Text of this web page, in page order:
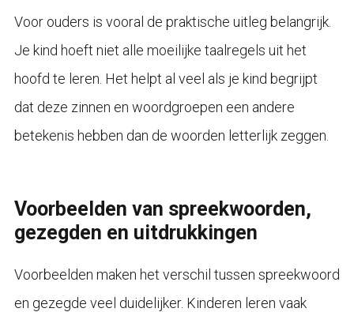
Voor ouders is vooral de praktische uitleg belangrijk.
Je kind hoeft niet alle moeilijke taalregels uit het
hoofd te leren. Het helpt al veel als je kind begrijpt
dat deze zinnen en woordgroepen een andere
betekenis hebben dan de woorden letterlijk zeggen.
Voorbeelden van spreekwoorden,
gezegden en uitdrukkingen
Voorbeelden maken het verschil tussen spreekwoord
en gezegde veel duidelijker. Kinderen leren vaak